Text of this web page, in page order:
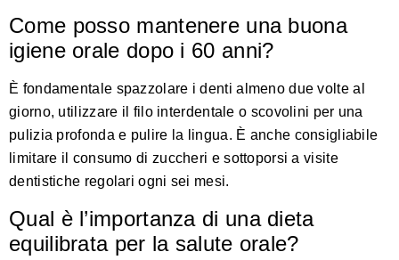
Come posso mantenere una buona
igiene orale dopo i 60 anni?
È fondamentale spazzolare i denti almeno due volte al
giorno, utilizzare il filo interdentale o scovolini per una
pulizia profonda e pulire la lingua. È anche consigliabile
limitare il consumo di zuccheri e sottoporsi a visite
dentistiche regolari ogni sei mesi.
Qual è l’importanza di una dieta
equilibrata per la salute orale?